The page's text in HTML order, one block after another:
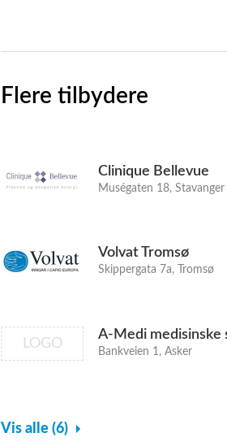
Flere tilbydere
Clinique Bellevue
Muségaten 18, Stavanger
Volvat Tromsø
Skippergata 7a, Tromsø
LOGO
A-Medi medisinske
Bankveien 1, Asker
Vis alle (6)